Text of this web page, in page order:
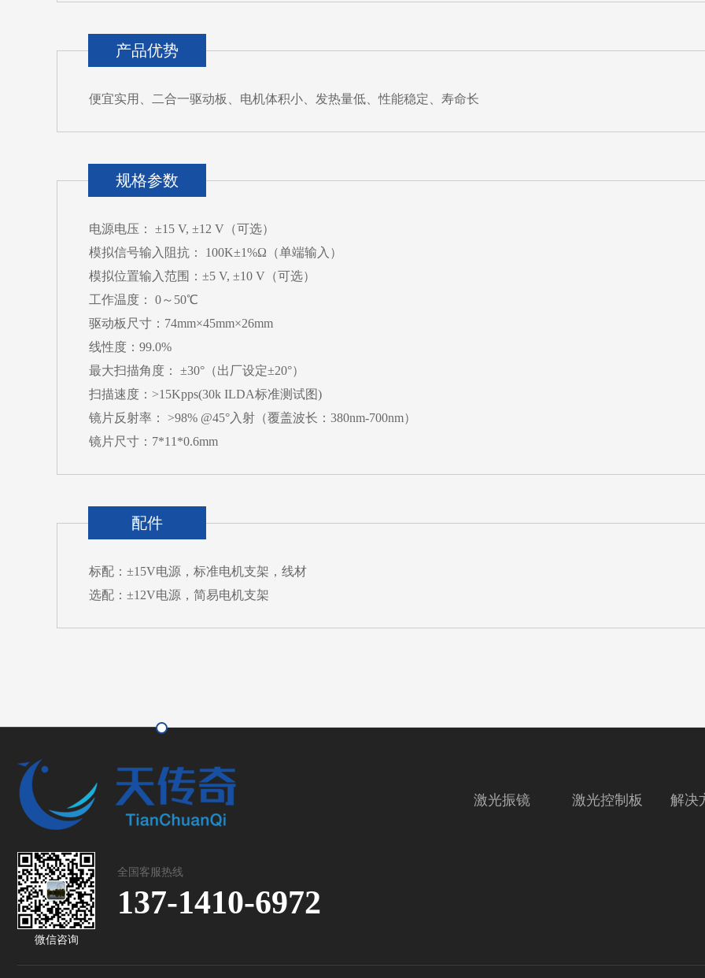
产品优势
便宜实用、二合一驱动板、电机体积小、发热量低、性能稳定、寿命长
规格参数
电源电压： ±15 V, ±12 V（可选）
模拟信号输入阻抗： 100K±1%Ω（单端输入）
模拟位置输入范围：±5 V, ±10 V（可选）
工作温度： 0～50℃
驱动板尺寸：74mm×45mm×26mm
线性度：99.0%
最大扫描角度： ±30°（出厂设定±20°）
扫描速度：>15Kpps(30k ILDA标准测试图)
镜片反射率： >98% @45°入射（覆盖波长：380nm-700nm）
镜片尺寸：7*11*0.6mm
配件
标配：±15V电源，标准电机支架，线材
选配：±12V电源，简易电机支架
微信咨询
全国客服热线
137-1410-6972
解决
激光控制板
激光振镜